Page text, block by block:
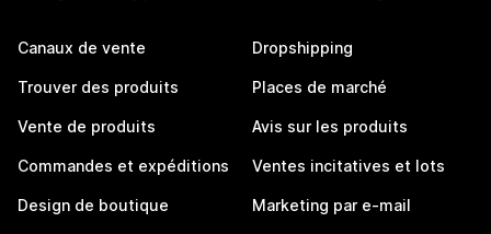
Canaux de vente
Trouver des produits
Vente de produits
Commandes et expéditions
Design de boutique
Dropshipping
Places de marché
Avis sur les produits
Ventes incitatives et lots
Marketing par e-mail